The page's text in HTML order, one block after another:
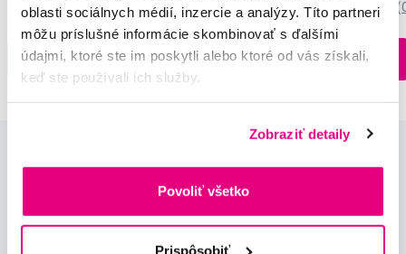
oblasti sociálnych médií, inzercie a analýzy. Títo partneri
môžu príslušné informácie skombinovať s ďalšími
údajmi, ktoré ste im poskytli alebo ktoré od vás získali,
keď ste používali ich služby.
Zobraziť detaily
Povoliť všetko
Prispôsobiť
5,0/5 (27x)
Do košíku
Na sklade > 5 ks
0,0/5
Do košíku